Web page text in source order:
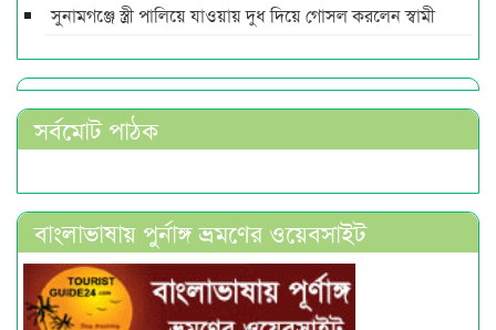
সুনামগঞ্জে স্ত্রী পালিয়ে যাওয়ায় দুধ দিয়ে গোসল করলেন স্বামী
সর্বমোট পাঠক
বাংলাভাষায় পুর্নাঙ্গ ভ্রমণের ওয়েবসাইট